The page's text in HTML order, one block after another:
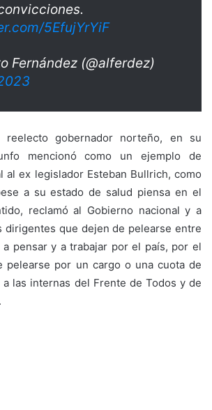
5EfujYrYiF
Fernández (@alferdez)
gobernador norteño, en su
mencionó como un ejemplo de
al ex legislador Esteban Bullrich, como
a su estado de salud piensa en el
reclamó al Gobierno nacional y a
dirigentes que dejen de pelearse entre
pensar y a trabajar por el país, por el
pelearse por un cargo o una cuota de
las internas del Frente de Todos y de